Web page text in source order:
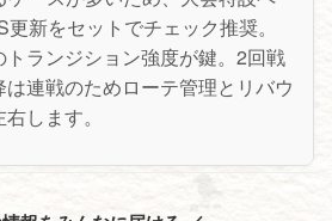
新をセットでチェック推奨。
ランジション強度が鍵。2回戦
連戦のためローテ管理とリバウ
します。